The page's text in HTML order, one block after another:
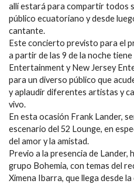
allí estará para compartir todos
público ecuatoriano y desde
cantante.
Este concierto previsto para el
a partir de las 9 de la noche
Entertainment y New Jersey
para un diverso público que
y aplaudir diferentes artistas y
vivo.
En esta ocasión Frank Lander,
escenario del 52 Lounge, en
del amor y la amistad.
Previo a la presencia de Lander,
grupo Bohemia, con temas del
Ximena Ibarra, que llega desde